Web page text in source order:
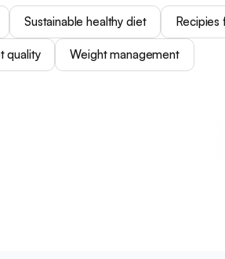
Sustainable healthy diet Recipies
quality Weight management